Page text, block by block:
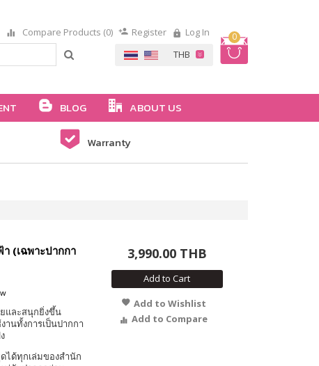
0
Compare Products (0) Register Log In
BLOG ABOUT US
Warranty
(เฉพาะปากกา
ยและสนุกยิ่งขึ้น
นทั้งการเป็นปากกา
ได้ทุกเล่มของสำนัก
3,990.00 THB
Add to Cart
Add to Wishlist
Add to Compare